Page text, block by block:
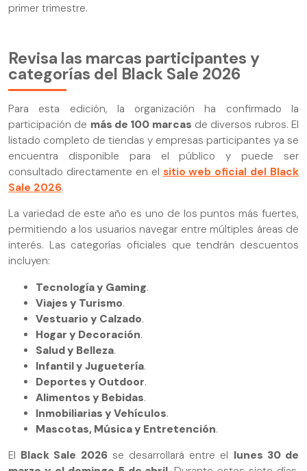
primer trimestre.
Revisa las marcas participantes y
categorías del Black Sale 2026
Para esta edición, la organización ha confirmado la
participación de más de 100 marcas de diversos rubros. El
listado completo de tiendas y empresas participantes ya se
encuentra disponible para el público y puede ser
consultado directamente en el sitio web oficial del Black
Sale 2026.
La variedad de este año es uno de los puntos más fuertes,
permitiendo a los usuarios navegar entre múltiples áreas de
interés. Las categorías oficiales que tendrán descuentos
incluyen:
Tecnología y Gaming.
Viajes y Turismo.
Vestuario y Calzado.
Hogar y Decoración.
Salud y Belleza.
Infantil y Juguetería.
Deportes y Outdoor.
Alimentos y Bebidas.
Inmobiliarias y Vehículos.
Mascotas, Música y Entretención.
El Black Sale 2026se desarrollará entre el lunes 30 de